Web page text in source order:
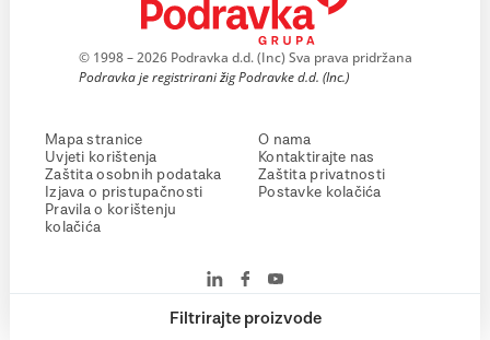
Filtrirajte proizvode
© 1998 – 2026 Podravka d.d. (Inc) Sva prava pridržana
Podravka je registrirani žig Podravke d.d. (Inc.)
Mapa stranice
Uvjeti korištenja
Zaštita osobnih podataka
Izjava o pristupačnosti
Pravila o korištenju
kolačića
O nama
Kontaktirajte nas
Zaštita privatnosti
Postavke kolačića